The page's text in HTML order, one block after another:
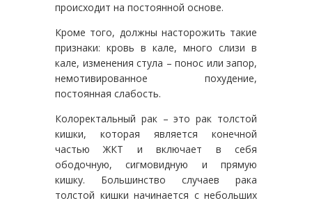
происходит на постоянной основе.
Кроме того, должны насторожить такие
признаки: кровь в кале, много слизи в
кале, изменения стула – понос или запор,
немотивированное похудение,
постоянная слабость.
Колоректальный рак – это рак толстой
кишки, которая является конечной
частью ЖКТ и включает в себя
ободочную, сигмовидную и прямую
кишку. Большинство случаев рака
толстой кишки начинается с небольших